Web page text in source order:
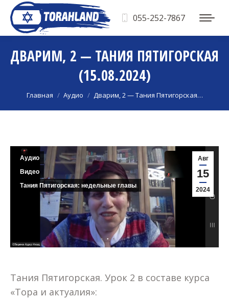
055-252-7867
ДВАРИМ, 2 — ТАНИЯ ПЯТИГОРСКАЯ
(15.08.2024)
Вы здесь:
Главная Аудио Дварим, 2 — Тания Пятигорская…
Авг
15
2024
Аудио
Видео
Тания Пятигорская: недельные главы
Тания Пятигорская. Урок 2 в составе курса
«Тора и актуалия»: